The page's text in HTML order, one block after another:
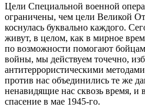
Цели Специальной военной
ограничены, чем цели Великой
коснулась буквально каждого.
живут, в целом, как в мирное
по возможности помогают
войны, мы действуем точечно,
антитеррористическими
против нас объединились те же
ненавидящие нас сквозь время, и
спасение в мае 1945-го.